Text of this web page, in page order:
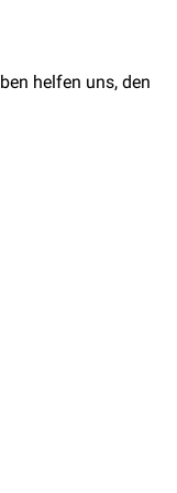
helfen uns, den